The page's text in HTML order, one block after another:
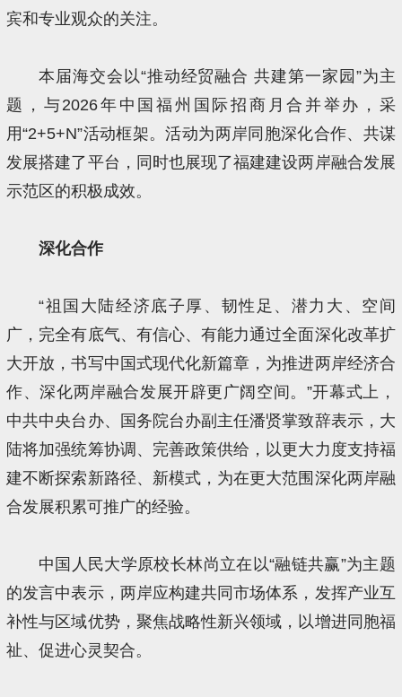
宾和专业观众的关注。
本届海交会以“推动经贸融合 共建第一家园”为主
题，与2026年中国福州国际招商月合并举办，采
用“2+5+N”活动框架。活动为两岸同胞深化合作、共谋
发展搭建了平台，同时也展现了福建建设两岸融合发展
示范区的积极成效。
深化合作
“祖国大陆经济底子厚、韧性足、潜力大、空间
广，完全有底气、有信心、有能力通过全面深化改革扩
大开放，书写中国式现代化新篇章，为推进两岸经济合
作、深化两岸融合发展开辟更广阔空间。”开幕式上，
中共中央台办、国务院台办副主任潘贤掌致辞表示，大
陆将加强统筹协调、完善政策供给，以更大力度支持福
建不断探索新路径、新模式，为在更大范围深化两岸融
合发展积累可推广的经验。
中国人民大学原校长林尚立在以“融链共赢”为主题
的发言中表示，两岸应构建共同市场体系，发挥产业互
补性与区域优势，聚焦战略性新兴领域，以增进同胞福
祉、促进心灵契合。